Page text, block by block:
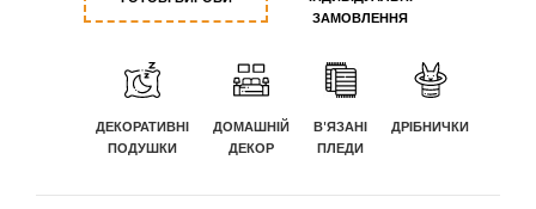
ЗАМОВЛЕННЯ
ДЕКОРАТИВНІ
ПОДУШКИ
ДОМАШНІЙ
ДЕКОР
В'ЯЗАНІ
ПЛЕДИ
ДРІБНИЧКИ